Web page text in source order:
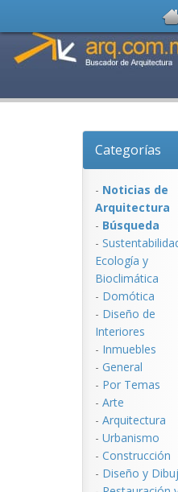
Categorías
- Noticias de
Arquitectura
- Búsqueda
-
Ecologí­a y
Bioclimática
- Domótica
- Diseño de
Interiores
- Inmuebles
- General
- Por Temas
- Arte
- Arquitectura
- Urbanismo
- Construcción
- Diseño y